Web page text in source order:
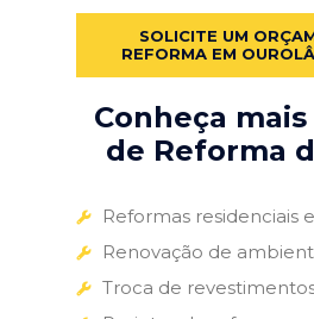
SOLICITE UM
REFORMA EM
Conheça
de Reforma
Reformas residenciais
Renovação de
Troca de